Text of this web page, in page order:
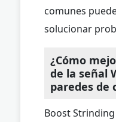
comunes
solucionar
¿Cómo
de la señal
paredes de
Boost